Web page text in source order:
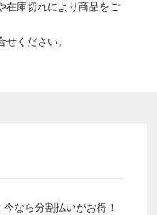
在庫切れにより商品をご
ください。
なら分割払いがお得！